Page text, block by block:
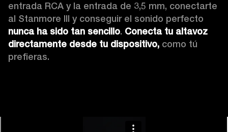
entrada RCA y la entrada de 3,5 mm, conectarte
nunca ha sido tan sencillo. Conecta tu altavoz
directamente desde tu dispositivo, como tú
prefieras.